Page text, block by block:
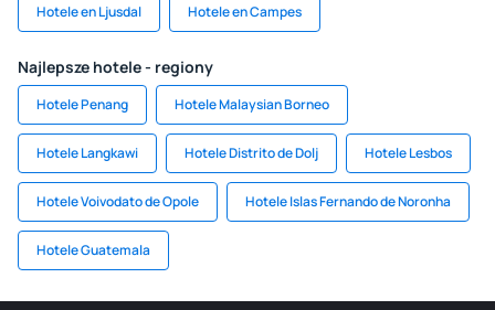
Hotele en Ljusdal Hotele en Campes
Najlepsze hotele - regiony
Hotele Penang Hotele Malaysian Borneo
Hotele Langkawi Hotele Distrito de Dolj Hotele Lesbos
Hotele Voivodato de Opole Hotele Islas Fernando de Noronha
Hotele Guatemala